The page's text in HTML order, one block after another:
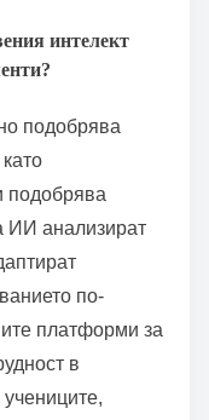
интелект
подобрява
подобрява
ИИ анализират
по-
платформи за
в